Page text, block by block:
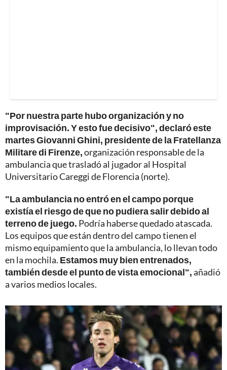
"Por nuestra parte hubo organización y no
improvisación. Y esto fue decisivo", declaró este
martes Giovanni Ghini, presidente de la Fratellanza
Militare di Firenze,organización responsable de la
ambulancia que trasladó al jugador al Hospital
Universitario Careggi de Florencia (norte).
"La ambulancia no entró en el campo porque
existía el riesgo de que no pudiera salir debido al
terreno de juego. Podría haberse quedado atascada.
Los equipos que están dentro del campo tienen el
mismo equipamiento que la ambulancia, lo llevan todo
en la mochila. Estamos muy bien entrenados,
también desde el punto de vista emocional",añadió
a varios medios locales.